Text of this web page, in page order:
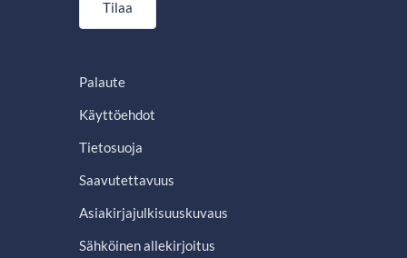
Tilaa
Palaute
Käyttöehdot
Tietosuoja
Saavutettavuus
Asiakirjajulkisuuskuvaus
Sähköinen allekirjoitus